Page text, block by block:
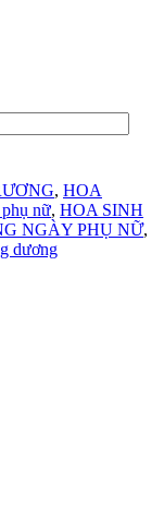
, HOA
nữ, HOA SINH
NGÀY PHỤ NỮ,
dương